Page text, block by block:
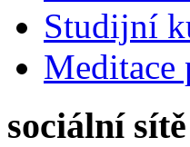
Studijní
Meditace
sociální sítě